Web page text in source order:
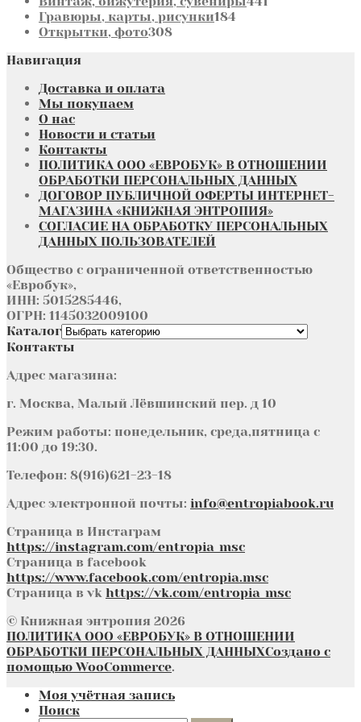
Гравюры, карты, рисунки184
Открытки, фото308308
Навигация
Доставка и оплата
Мы покупаем
О нас
Новости и статьи
Контакты
ПОЛИТИКА ООО «ЕВРОБУК» В ОТНОШЕНИИ
ОБРАБОТКИ ПЕРСОНАЛЬНЫХ ДАННЫХ
ДОГОВОР ПУБЛИЧНОЙ ОФЕРТЫ ИНТЕРНЕТ-
МАГАЗИНА «КНИЖНАЯ ЭНТРОПИЯ»
СОГЛАСИЕ НА ОБРАБОТКУ ПЕРСОНАЛЬНЫХ
ДАННЫХ ПОЛЬЗОВАТЕЛЕЙ
Общество с ограниченной ответственностью
«Евробук»,
ИНН: 5015285446,
ОГРН: 1145032009100
Каталог
Контакты
Адрес магазина:
г. Москва, Малый Лёвшинский пер. д 10
Режим работы: понедельник, среда,пятница с
11:00 до 19:30.
Телефон: 8(916)621-23-18
Адрес электронной почты: info@entropiabook.ru
Страница в Инстаграм
https://instagram.com/entropia_msc
Страница в facebook
https://www.facebook.com/entropia.msc
Страница в vk https://vk.com/entropia_msc
© Книжная энтропия 2026
ПОЛИТИКА ООО «ЕВРОБУК» В ОТНОШЕНИИ
ОБРАБОТКИ ПЕРСОНАЛЬНЫХ ДАННЫХСоздано с
помощью WooCommerce.
Моя учётная запись
Поиск